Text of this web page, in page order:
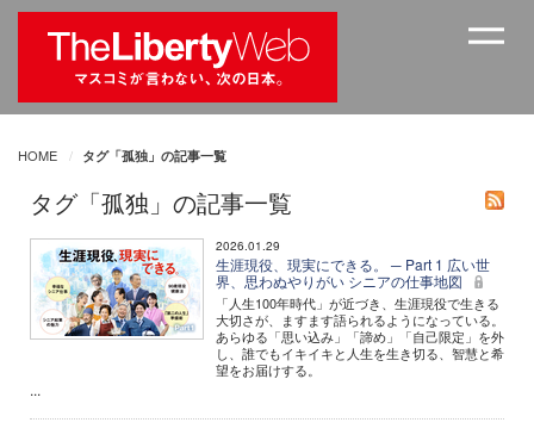
HOME タグ「孤独」の記事一覧
タグ「孤独」の記事一覧
2026.01.29
生涯現役、現実にできる。 ─ Part 1 広い世
界、思わぬやりがい シニアの仕事地図
「人生100年時代」が近づき、生涯現役で生きる
大切さが、ますます語られるようになっている。
あらゆる「思い込み」「諦め」「自己限定」を外
し、誰でもイキイキと人生を生き切る、智慧と希
望をお届けする。
...